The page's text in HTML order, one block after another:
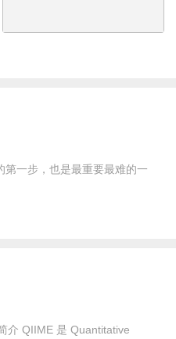
一步，也是最重要最难的一
介 QIIME 是 Quantitative